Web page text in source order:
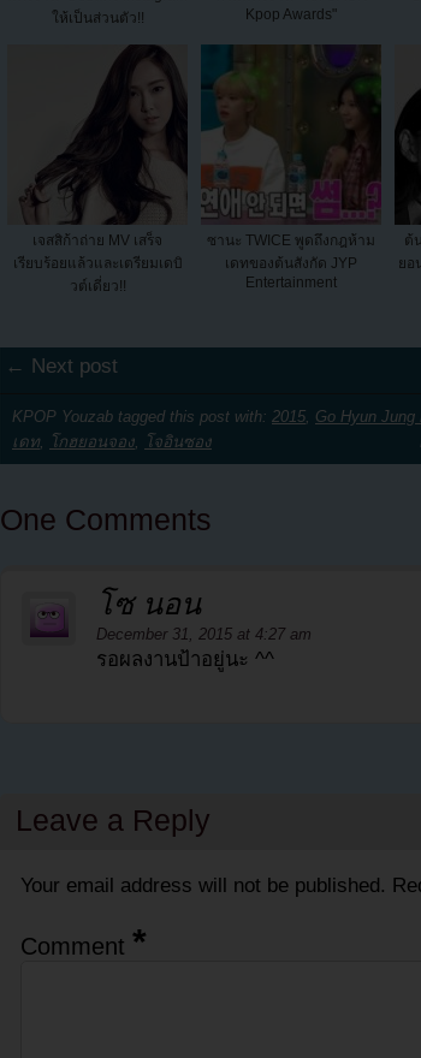
ให้เป็นส่วนตัว!!
Kpop Awards"
เจสสิก้าถ่าย MV เสร็จ
เรียบร้อยแล้วและเตรียมเดบิ
วต์เดี่ยว!!
ซานะ TWICE พูดถึงกฎห้าม
เดทของต้นสังกัด JYP
Entertainment
ต้
ยอ
← Next post
KPOP Youzab tagged this post with: 2015 Go Hyun Jung
เดท
โกฮยอนจอง โจอินซอง
One Comments
โซ นอน
December 31, 2015 at 4:27 am
รอผลงานป้าอยู่นะ ^^
Leave a Reply
Your email address will not be published.
Comment *